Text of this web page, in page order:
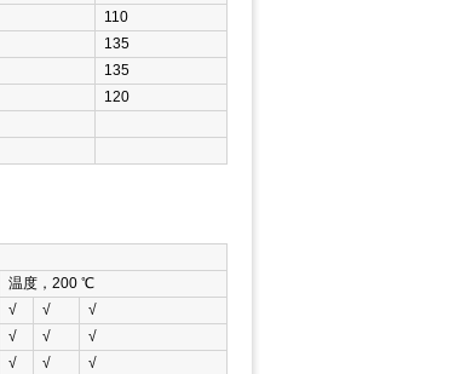
110
135
135
120
温度，200 ℃
√ √
√
√ √
√
√ √
√